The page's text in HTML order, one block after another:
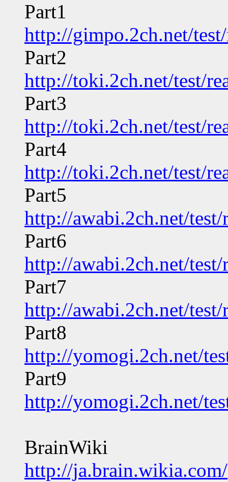
Part1
http://gimpo.2ch.net/
Part2
http://toki.2ch.net/test/
Part3
http://toki.2ch.net/test/
Part4
http://toki.2ch.net/test/
Part5
http://awabi.2ch.net/
Part6
http://awabi.2ch.net/
Part7
http://awabi.2ch.net/
Part8
http://yomogi.2ch.net/
Part9
http://yomogi.2ch.net/
BrainWiki
http://ja.brain.wikia.com/